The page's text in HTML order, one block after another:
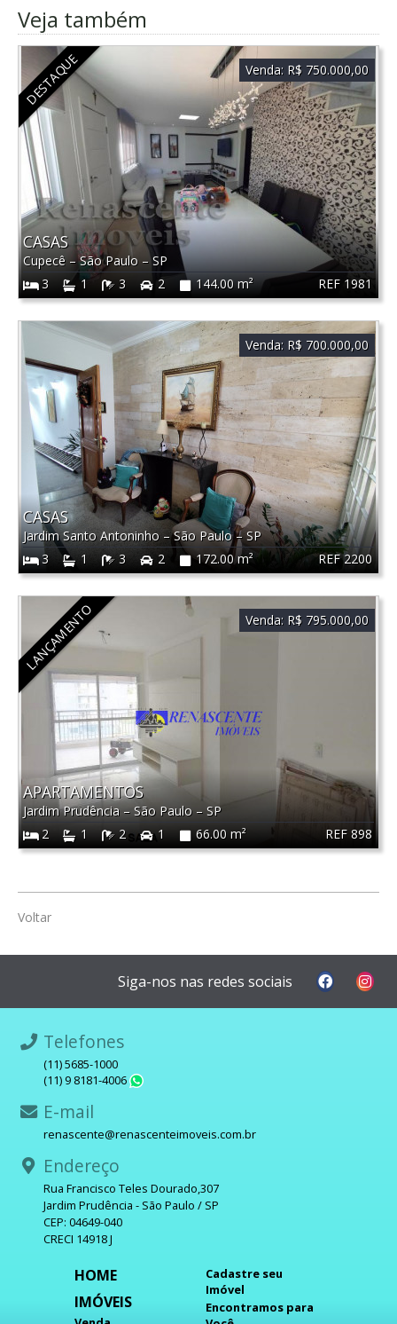
Veja também
DESTAQUE
REF 1981
CASAS
Cupecê –São Paulo – SP
3
1 3 2 144.00 m²
Venda: R$ 750.000,00
REF 2200
CASAS
Jardim Santo Antoninho –São Paulo–SP
3
1 3 2 172.00 m²
Venda: R$ 700.000,00
LANÇAMENTO
REF 898
APARTAMENTOS
Jardim Prudência – São Paulo – SP
2
1 2 1 66.00 m²
Venda: R$ 795.000,00
Voltar
Siga-nos nas redes sociais
Telefones
(11) 5685-1000
(11) 9 8181-4006
E-mail
renascente@renascenteimoveis.com.br
Endereço
Rua Francisco Teles Dourado,307
Jardim Prudência - São Paulo / SP
CEP: 04649-040
CRECI 14918 J
HOME
IMÓVEIS
Cadastre seu
Imóvel
Encontramos para